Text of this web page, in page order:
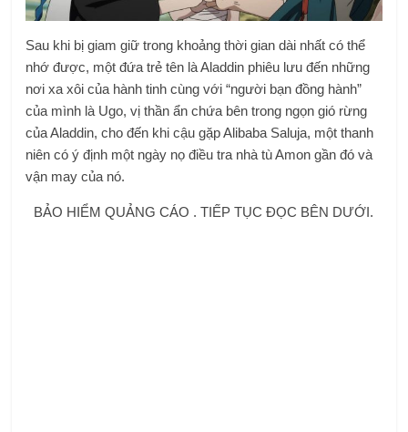
Sau khi bị giam giữ trong khoảng thời gian dài nhất có thể
nhớ được, một đứa trẻ tên là Aladdin phiêu lưu đến những
nơi xa xôi của hành tinh cùng với “người bạn đồng hành”
của mình là Ugo, vị thần ẩn chứa bên trong ngọn gió rừng
của Aladdin, cho đến khi cậu gặp Alibaba Saluja, một thanh
niên có ý định một ngày nọ điều tra nhà tù Amon gần đó và
vận may của nó.
BẢO HIỂM QUẢNG CÁO . TIẾP TỤC ĐỌC BÊN DƯỚI.